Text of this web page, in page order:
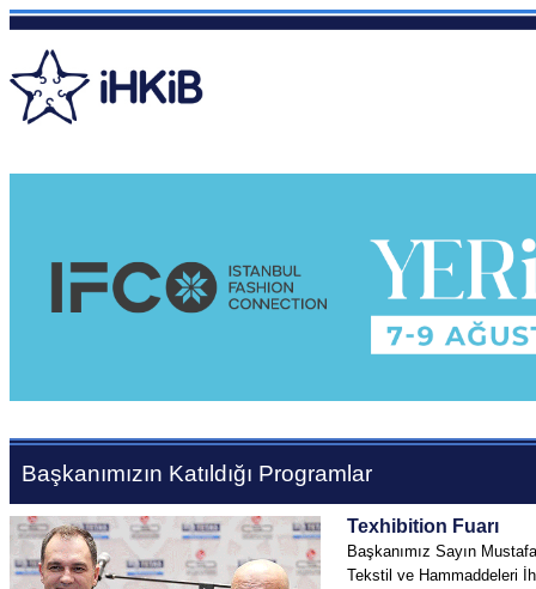
Başkanımızın Katıldığı Programlar
Texhibition Fuarı
Başkanımız Sayın
Tekstil ve Hammaddeleri